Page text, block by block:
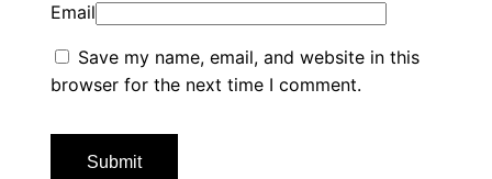
Email
Save my name, email, and website in this
browser for the next time I comment.